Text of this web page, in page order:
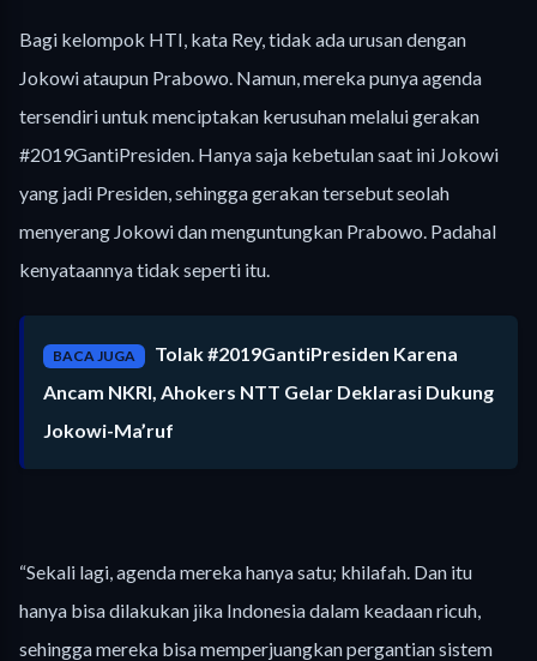
Bagi kelompok HTI, kata Rey, tidak ada urusan dengan
Jokowi ataupun Prabowo. Namun, mereka punya agenda
tersendiri untuk menciptakan kerusuhan melalui gerakan
#2019GantiPresiden. Hanya saja kebetulan saat ini Jokowi
yang jadi Presiden, sehingga gerakan tersebut seolah
menyerang Jokowi dan menguntungkan Prabowo. Padahal
kenyataannya tidak seperti itu.
BACA JUGA
Tolak #2019GantiPresiden Karena
Ancam NKRI, Ahokers NTT Gelar Deklarasi Dukung
Jokowi-Ma’ruf
“Sekali lagi, agenda mereka hanya satu; khilafah. Dan itu
hanya bisa dilakukan jika Indonesia dalam keadaan ricuh,
sehingga mereka bisa memperjuangkan pergantian sistem